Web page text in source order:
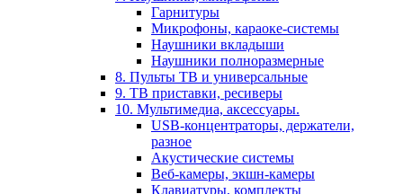
Гарнитуры
Микрофоны, караоке-системы
Наушники вкладыши
Наушники полноразмерные
8. Пульты ТВ и универсальные
9. ТВ приставки, ресиверы
10. Мультимедиа, аксессуары.
USB-концентраторы, держатели,
разное
Акустические системы
Веб-камеры, экшн-камеры
Клавиатуры, комплекты